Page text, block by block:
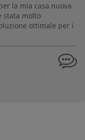
la mia casa nuova
stata molto
ottimale per i